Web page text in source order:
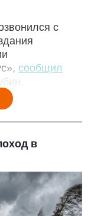
с
сообщил
в